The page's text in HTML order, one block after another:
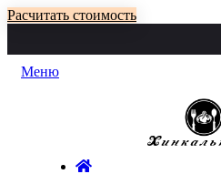
Расчитать стоимость
Меню